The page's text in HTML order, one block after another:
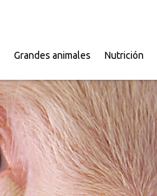
Grandes animales Nutrición